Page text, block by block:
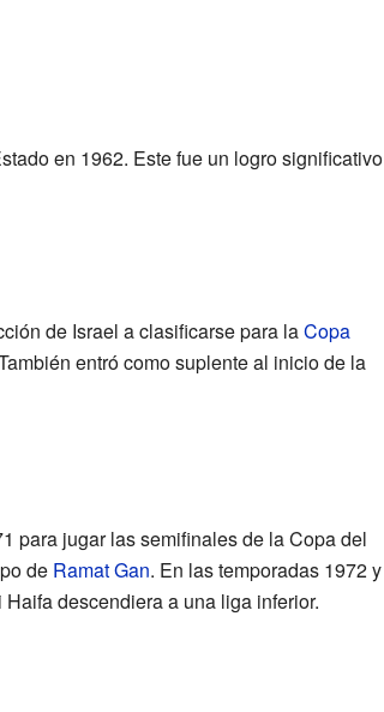
en 1962. Este fue un logro significativo
de Israel a clasificarse para laCopa
entró como suplente al inicio de la
para jugar las semifinales de la Copa del
de Ramat Gan. En las temporadas 1972 y
descendiera a una liga inferior.